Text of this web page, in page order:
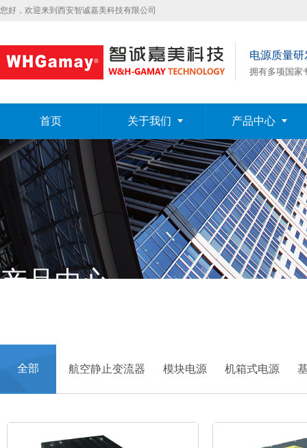
您好，欢迎来到西安智诚嘉美科技有限公司
电源质量
拥有多项国家
首页 关于我们 产品中心
产品中心
全部 航空静止变流器 模块电源 机箱式电源